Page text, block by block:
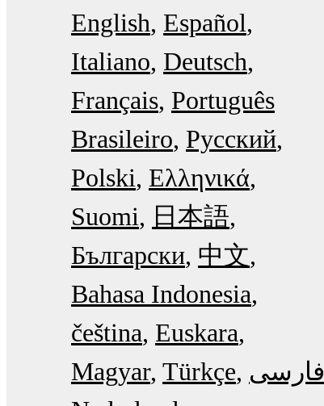
English Español
Italiano Deutsch
Français Português
Brasileiro Русский
Polski Ελληνικά
Suomi
日本語
Български 中文
Bahasa Indonesia
čeština Euskara
Magyar Türkçe فارسی